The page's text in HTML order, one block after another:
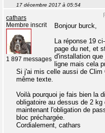
17 décembre 2017 à 05:54
cathars
Membre inscrit
1 897 messages
Bonjour burck,
La réponse 19
page du net, et
d'installation
ligne mais cela
Si j'ai mis celle aussi de
même texte.
Voilà pourquoi je fais bien la
obligatoire au dessus de 2
maintenant l'obligation de
bloc préchargée.
Cordialement, cathars